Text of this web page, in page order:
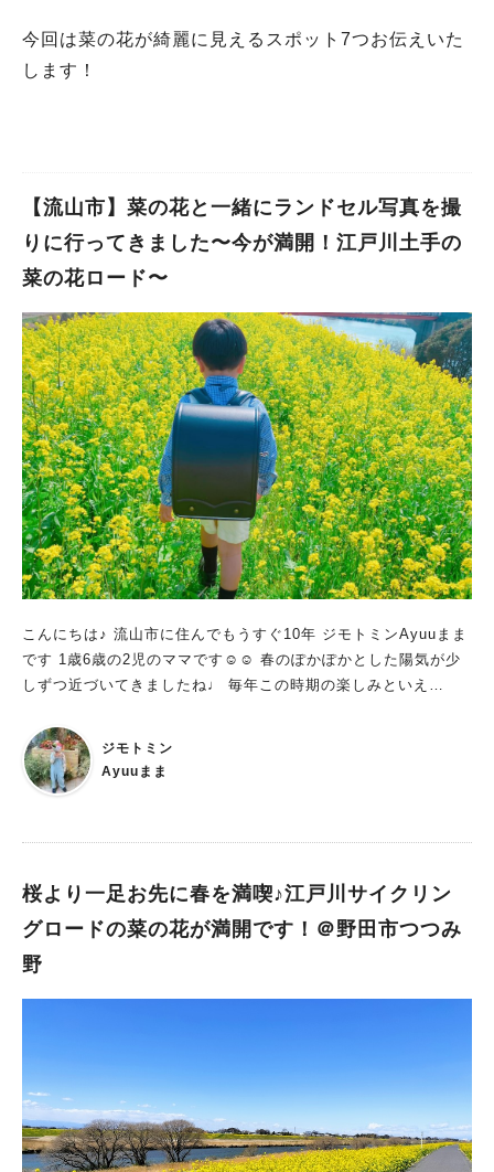
今回は菜の花が綺麗に見えるスポット7つお伝えいた
します！
【流山市】菜の花と一緒にランドセル写真を撮
りに行ってきました〜今が満開！江戸川土手の
菜の花ロード〜
こんにちは♪ 流山市に住んでもうすぐ10年 ジモトミンAyuuまま
です 1歳6歳の2児のママです☺︎☺︎ 春のぽかぽかとした陽気が少
しずつ近づいてきましたね♩ 毎年この時期の楽しみといえ
の菜の花で埋め尽くされる美しい菜の花ロードが満開を迎えまし
た〜 子どもの成長記録として菜の花ロードで毎年写真を撮って
いる我が家 今年は息子がピカピカの1年生⭐︎娘はよちよち歩き出
きました 映える写真もたくさん撮れますよ〜 お散歩も楽しめる
ド！ ママが撮る子どもと菜の花Photo！ ママと子どものお出か
け日記としてご紹介します
ジモトミン
Ayuuまま
桜より一足お先に春を満喫♪江戸川サイクリン
グロードの菜の花が満開です！＠野田市つつみ
野